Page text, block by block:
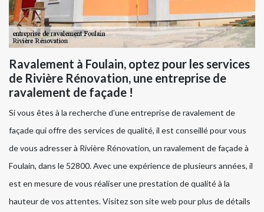
Ravalement à Foulain, optez pour les services
de Rivière Rénovation, une entreprise de
ravalement de façade !
Si vous êtes à la recherche d’une entreprise de ravalement de
façade qui offre des services de qualité, il est conseillé pour vous
de vous adresser à Rivière Rénovation, un ravalement de façade à
Foulain, dans le 52800. Avec une expérience de plusieurs années, il
est en mesure de vous réaliser une prestation de qualité à la
hauteur de vos attentes. Visitez son site web pour plus de détails